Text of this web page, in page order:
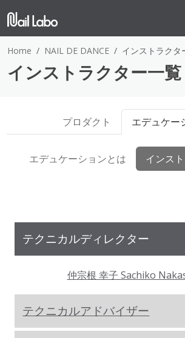
Home NAIL DE DANCE インストラクタ
インストラクター一覧
プロダクト エデュケー
エデュケーションとは インス
テクニカルディレクター
仲宗根 幸子 Sachiko
テクニカルアドバイザー